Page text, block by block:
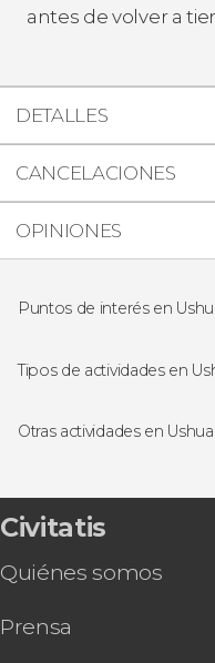
antes de volver a
DETALLES
CANCELACIONES
OPINIONES
Puntos de interés en
Tipos de actividades en
Paseos en barco
4x4
Paseos aéreos
Otras actividades en
Tierra Mayor
Paseo a caballo por
Tren del Fin del
Aventura nocturna
Civitatis
Quiénes somos
Prensa